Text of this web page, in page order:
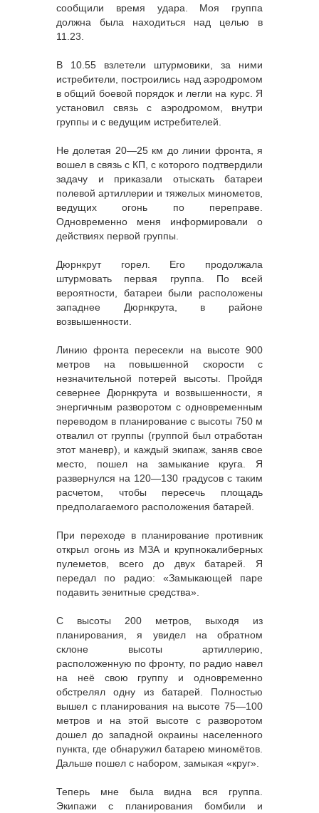
сообщили время удара. Моя группа
должна была находиться над целью в
11.23.
В 10.55 взлетели штурмовики, за ними
истребители, построились над аэродромом
в общий боевой порядок и легли на курс. Я
установил связь с аэродромом, внутри
группы и с ведущим истребителей.
Не долетая 20—25 км до линии фронта, я
вошел в связь с КП, с которого подтвердили
задачу и приказали отыскать батареи
полевой артиллерии и тяжелых минометов,
ведущих огонь по переправе.
Одновременно меня информировали о
действиях первой группы.
Дюрнкрут горел. Его продолжала
штурмовать первая группа. По всей
вероятности, батареи были расположены
западнее Дюрнкрута, в районе
возвышенности.
Линию фронта пересекли на высоте 900
метров на повышенной скорости с
незначительной потерей высоты. Пройдя
севернее Дюрнкрута и возвышенности, я
энергичным разворотом с одновременным
переводом в планирование с высоты 750 м
отвалил от группы (группой был отработан
этот маневр), и каждый экипаж, заняв свое
место, пошел на замыкание круга. Я
развернулся на 120—130 градусов с таким
расчетом, чтобы пересечь площадь
предполагаемого расположения батарей.
При переходе в планирование противник
открыл огонь из МЗА и крупнокалиберных
пулеметов, всего до двух батарей. Я
передал по радио: «Замыкающей паре
подавить зенитные средства».
С высоты 200 метров, выходя из
планирования, я увидел на обратном
склоне высоты артиллерию,
расположенную по фронту, по радио навел
на неё свою группу и одновременно
обстрелял одну из батарей. Полностью
вышел с планирования на высоте 75—100
метров и на этой высоте с разворотом
дошел до западной окраины населенного
пункта, где обнаружил батарею миномётов.
Дальше пошел с набором, замыкая «круг».
Теперь мне была видна вся группа.
Экипажи с планирования бомбили и